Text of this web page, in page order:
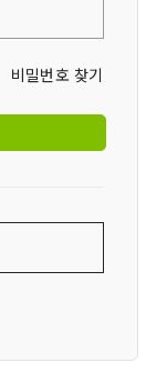
비밀번호 찾기